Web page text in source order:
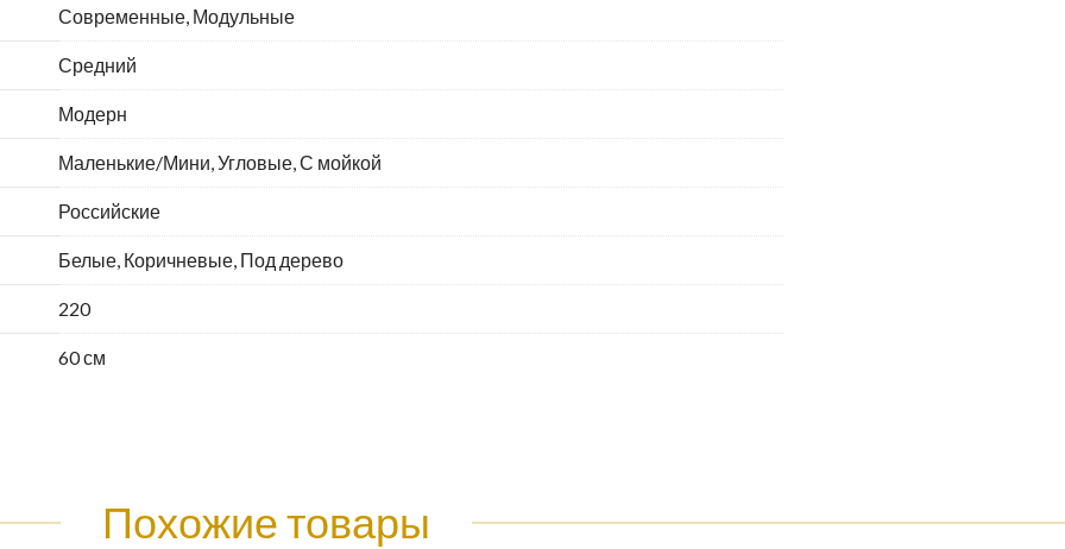
Современные, Модульные
Средний
Модерн
Маленькие/Мини, Угловые, С мойкой
Российские
Белые, Коричневые, Под дерево
220
60 см
Похожие товары